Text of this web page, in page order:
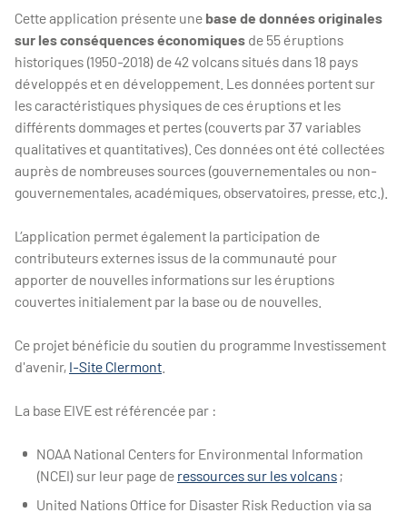
Cette application présente une base de données originales
sur les conséquences économiques de 55 éruptions
historiques (1950-2018) de 42 volcans situés dans 18 pays
développés et en développement. Les données portent sur
les caractéristiques physiques de ces éruptions et les
différents dommages et pertes (couverts par 37 variables
qualitatives et quantitatives). Ces données ont été collectées
auprès de nombreuses sources (gouvernementales ou non-
gouvernementales, académiques, observatoires, presse, etc.).
L’application permet également la participation de
contributeurs externes issus de la communauté pour
apporter de nouvelles informations sur les éruptions
couvertes initialement par la base ou de nouvelles.
Ce projet bénéficie du soutien du programme Investissement
d'avenir, I-Site Clermont
La base EIVE est référencée par :
NOAA National Centers for Environmental Information
(NCEI) sur leur page de ressources sur les volcans;
United Nations Office for Disaster Risk Reduction via sa